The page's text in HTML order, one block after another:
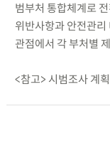
범부처 통합체계로
위반사항과 안전관리
관점에서 각 부처별
<참고> 시범조사 계획